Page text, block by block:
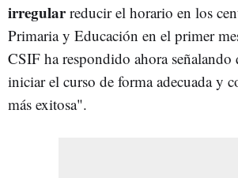
irregularreducir el horario en los
Primaria y Educación en el primer
CSIF ha respondido ahora señalando
iniciar el curso de forma adecuada y
más exitosa".